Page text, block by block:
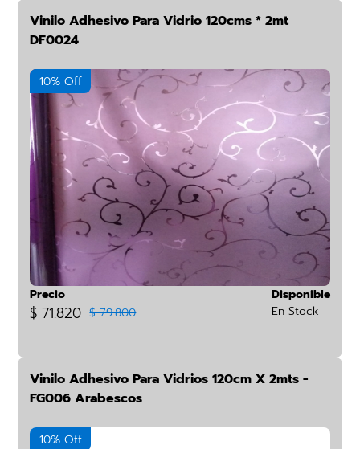
Vinilo Adhesivo Para Vidrio 120cms * 2mt
DF0024
10% Off
Precio
$ 71.820 $ 79.800
Disponible
En Stock
Vinilo Adhesivo Para Vidrios 120cm X 2mts -
FG006 Arabescos
10% Off